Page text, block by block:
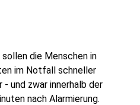
die Menschen in
im Notfall schneller
und zwar innerhalb der
nach Alarmierung.